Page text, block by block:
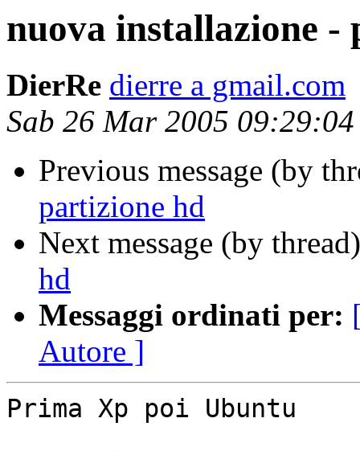
nuova installazione -
DierRe dierre a gmail.com
Sab 26 Mar 2005
Previous message (by
partizione hd
Next message (by
hd
Messaggi ordinati per:
Autore ]
Prima Xp poi Ubuntu